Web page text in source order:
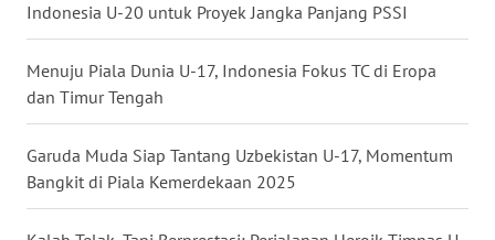
Indonesia U-20 untuk Proyek Jangka Panjang PSSI
Menuju Piala Dunia U-17, Indonesia Fokus TC di Eropa
dan Timur Tengah
Garuda Muda Siap Tantang Uzbekistan U-17, Momentum
Bangkit di Piala Kemerdekaan 2025
WN
BENGKULU
WN
LAMPUNG
WN
JATENG